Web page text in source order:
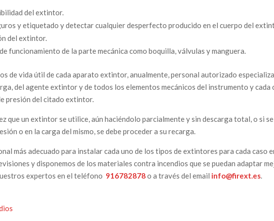
del extintor.
y etiquetado y detectar cualquier desperfecto producido en el cuerpo del
del extintor.
funcionamiento de la parte mecánica como boquilla, válvulas y manguera.
de vida útil de cada aparato extintor, anualmente, personal autorizado
del agente extintor y de todos los elementos mecánicos del instrumento y cada
presión del citado extintor.
que un extintor se utilice, aún haciéndolo parcialmente y sin descarga total, o si se
o en la carga del mismo, se debe proceder a su recarga.
más adecuado para instalar cada uno de los tipos de extintores para cada caso
y disponemos de los materiales contra incendios que se puedan adaptar
expertos en el teléfono 916782878o a través del email info@firext.es.